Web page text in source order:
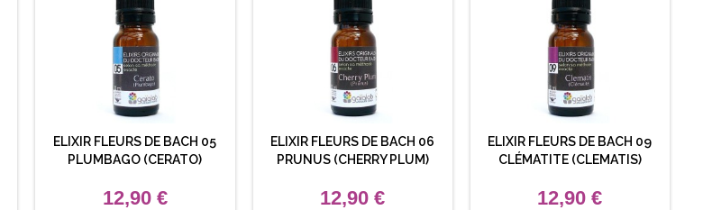
ELIXIR FLEURS DE BACH 05
PLUMBAGO (CERATO)
12,90 €
ELIXIR FLEURS DE BACH 06
PRUNUS (CHERRY PLUM)
12,90 €
ELIXIR FLEURS DE BACH 09
CLÉMATITE (CLEMATIS)
12,90 €